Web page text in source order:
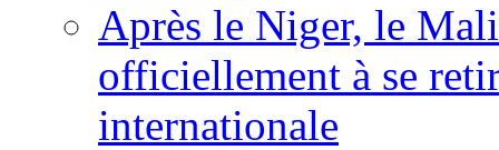
Après le Niger, le
officiellement à se
internationale